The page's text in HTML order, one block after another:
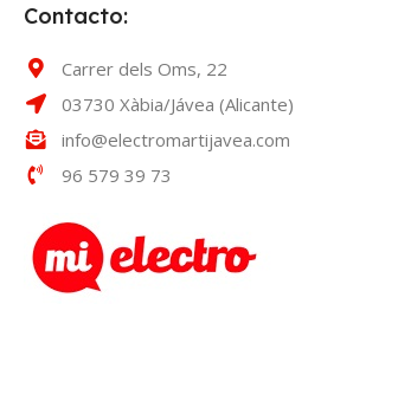
Contacto:
Carrer dels Oms, 22
03730 Xàbia/Jávea (Alicante)
info@electromartijavea.com
96 579 39 73